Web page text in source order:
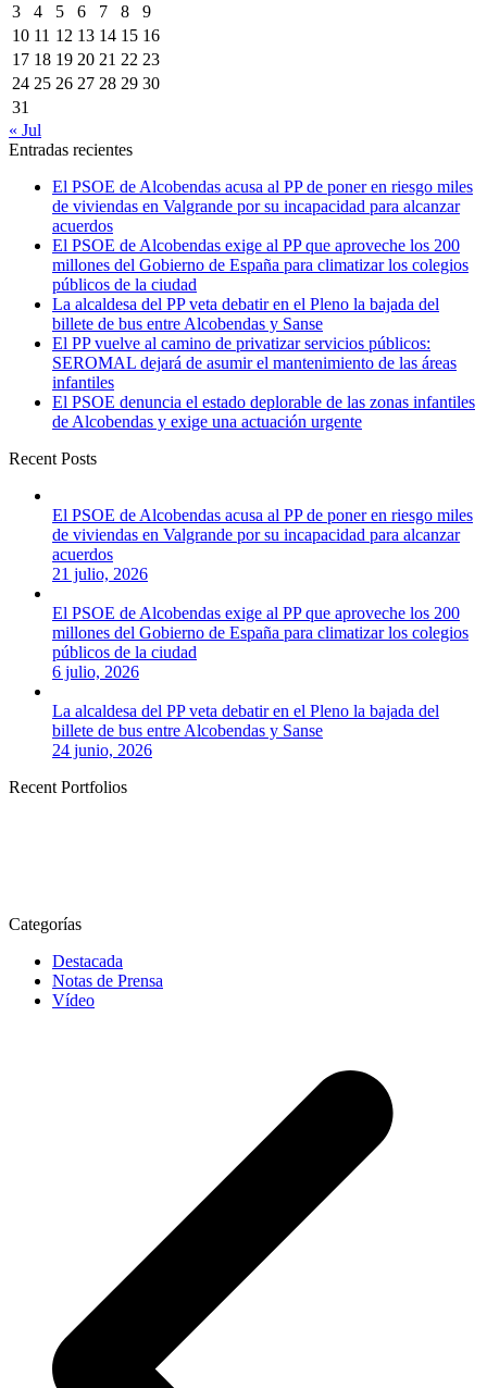
3
4 5 6 7 8
9
10 11 12 13 14 15 16
17 18 19 20 21 22 23
24 25 26 27 28 29 30
31
« Jul
Entradas recientes
El PSOE de Alcobendas acusa al PP de poner en riesgo miles
de viviendas en Valgrande por su incapacidad para alcanzar
acuerdos
El PSOE de Alcobendas exige al PP que aproveche los 200
millones del Gobierno de España para climatizar los colegios
públicos de la ciudad
La alcaldesa del PP veta debatir en el Pleno la bajada del
billete de bus entre Alcobendas y Sanse
El PP vuelve al camino de privatizar servicios públicos:
SEROMAL dejará de asumir el mantenimiento de las áreas
infantiles
El PSOE denuncia el estado deplorable de las zonas infantiles
de Alcobendas y exige una actuación urgente
Recent Posts
El PSOE de Alcobendas acusa al PP de poner en riesgo miles
de viviendas en Valgrande por su incapacidad para alcanzar
acuerdos
21 julio, 2026
El PSOE de Alcobendas exige al PP que aproveche los 200
millones del Gobierno de España para climatizar los colegios
públicos de la ciudad
6 julio, 2026
La alcaldesa del PP veta debatir en el Pleno la bajada del
billete de bus entre Alcobendas y Sanse
24 junio, 2026
Recent Portfolios
Categorías
Destacada
Notas de Prensa
Vídeo